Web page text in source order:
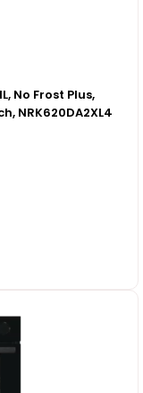
No Frost Plus,
NRK620DA2XL4